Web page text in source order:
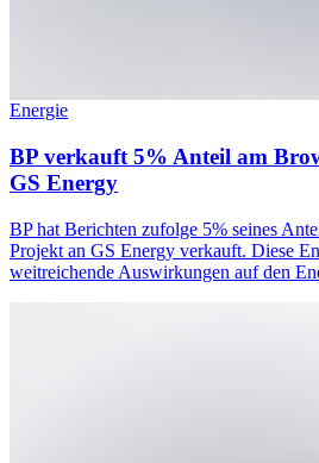
Energie
BP verkauft 5% Anteil am
GS Energy
BP hat Berichten zufolge 5% seines
Projekt an GS Energy verkauft. Diese
weitreichende Auswirkungen auf den